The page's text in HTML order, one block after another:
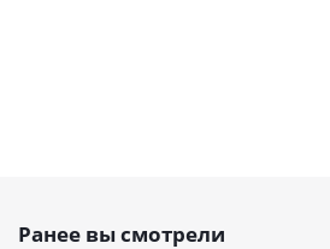
Ранее вы смотрели